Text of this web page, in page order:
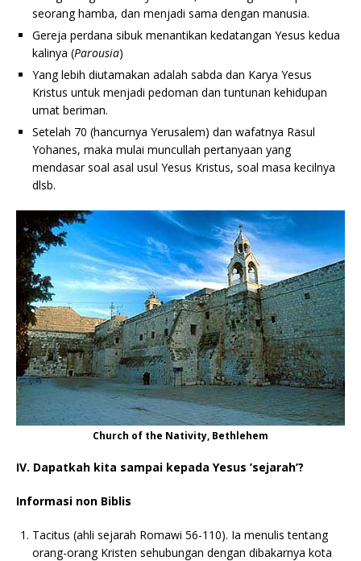
seorang hamba, dan menjadi sama dengan manusia.
Gereja perdana sibuk menantikan kedatangan Yesus kedua
kalinya (Parousia)
Yang lebih diutamakan adalah sabda dan Karya Yesus
Kristus untuk menjadi pedoman dan tuntunan kehidupan
umat beriman.
Setelah 70 (hancurnya Yerusalem) dan wafatnya Rasul
Yohanes, maka mulai muncullah pertanyaan yang
mendasar soal asal usul Yesus Kristus, soal masa kecilnya
dlsb.
Church of the Nativity, Bethlehem
IV. Dapatkah kita sampai kepada Yesus ’sejarah’?
Informasi non Biblis
Tacitus (ahli sejarah Romawi 56-110). Ia menulis tentang
orang-orang Kristen sehubungan dengan dibakarnya kota